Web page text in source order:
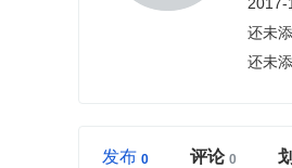
还未
还未
发布 评论